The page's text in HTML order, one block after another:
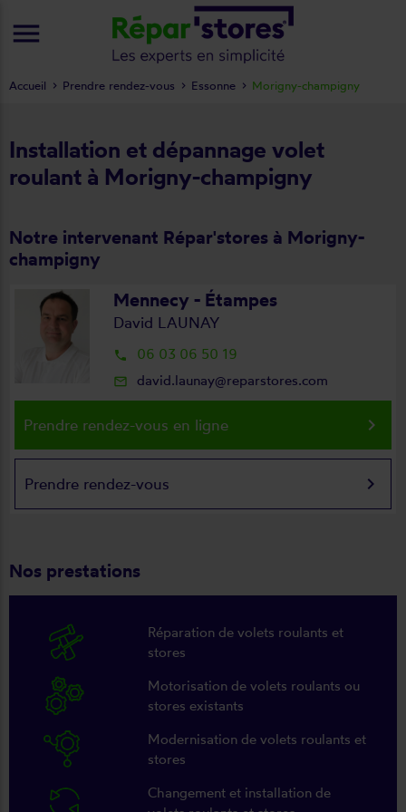
Installation et dépannage volet
roulant à Morigny-champigny
Notre intervenant Répar'stores à Morigny-
champigny
Mennecy - Étampes
David LAUNAY
local_phone 06 03 06 50 19
mail_outline david.launay@reparstores.com
Prendre rendez-vous en ligne keyboard_arrow_right
Prendre rendez-vous keyboard_arrow_right
Nos prestations
Réparation de volets roulants et
stores
Motorisation de volets roulants ou
stores existants
Modernisation de volets roulants et
stores
Changement et installation de
Accueil Prendre rendez-vous Essonne Morigny-champigny
menu